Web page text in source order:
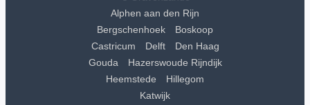
Alphen aan den Rijn
Bergschenhoek
Boskoop
Castricum
Delft
Den Haag
Gouda
Hazerswoude Rijndijk
Heemstede
Hillegom
Katwijk